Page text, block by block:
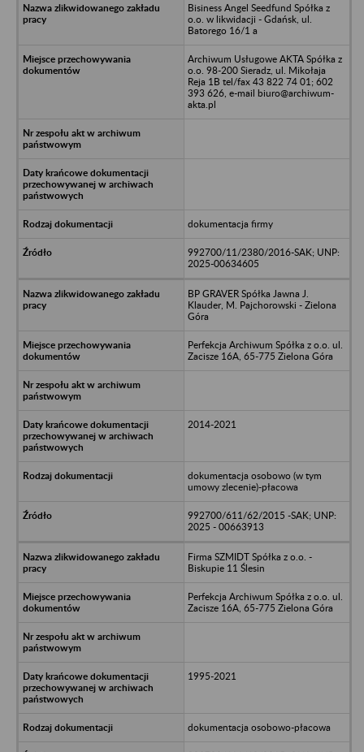
Bisiness Angel Seedfund Spółka z
o.o. w likwidacji - Gdańsk, ul.
Batorego 16/1 a
Archiwum Usługowe AKTA Spółka z
o.o. 98-200 Sieradz, ul. Mikołaja
Reja 1B tel/fax 43 822 74 01; 602
393 626, e-mail biuro@archiwum-
akta.pl
dokumentacja firmy
992700/11/2380/2016-SAK; UNP:
2025-00634605
BP GRAVER Spółka Jawna J.
Klauder, M. Pajchorowski - Zielona
Góra
Perfekcja Archiwum Spółka z o.o. ul.
Zacisze 16A, 65-775 Zielona Góra
2014-2021
dokumentacja osobowo (w tym
umowy zlecenie)-płacowa
992700/611/62/2015 -SAK; UNP:
2025 - 00663913
Firma SZMIDT Spółka z o.o. -
Biskupie 11 Ślesin
Perfekcja Archiwum Spółka z o.o. ul.
Zacisze 16A, 65-775 Zielona Góra
1995-2021
dokumentacja osobowo-płacowa